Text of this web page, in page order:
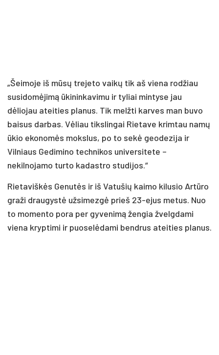
„Šeimoje iš mūsų trejeto vaikų tik aš viena rodžiau
susidomėjimą ūkininkavimu ir tyliai mintyse jau
dėliojau ateities planus. Tik melžti karves man buvo
baisus darbas. Vėliau tikslingai Rietave krimtau namų
ūkio ekonomės mokslus, po to sekė geodezija ir
Vilniaus Gedimino technikos universitete –
nekilnojamo turto kadastro studijos.“
Rietaviškės Genutės ir iš Vatušių kaimo kilusio Artūro
graži draugystė užsimezgė prieš 23-ejus metus. Nuo
to momento pora per gyvenimą žengia žvelgdami
viena kryptimi ir puoselėdami bendrus ateities planus.